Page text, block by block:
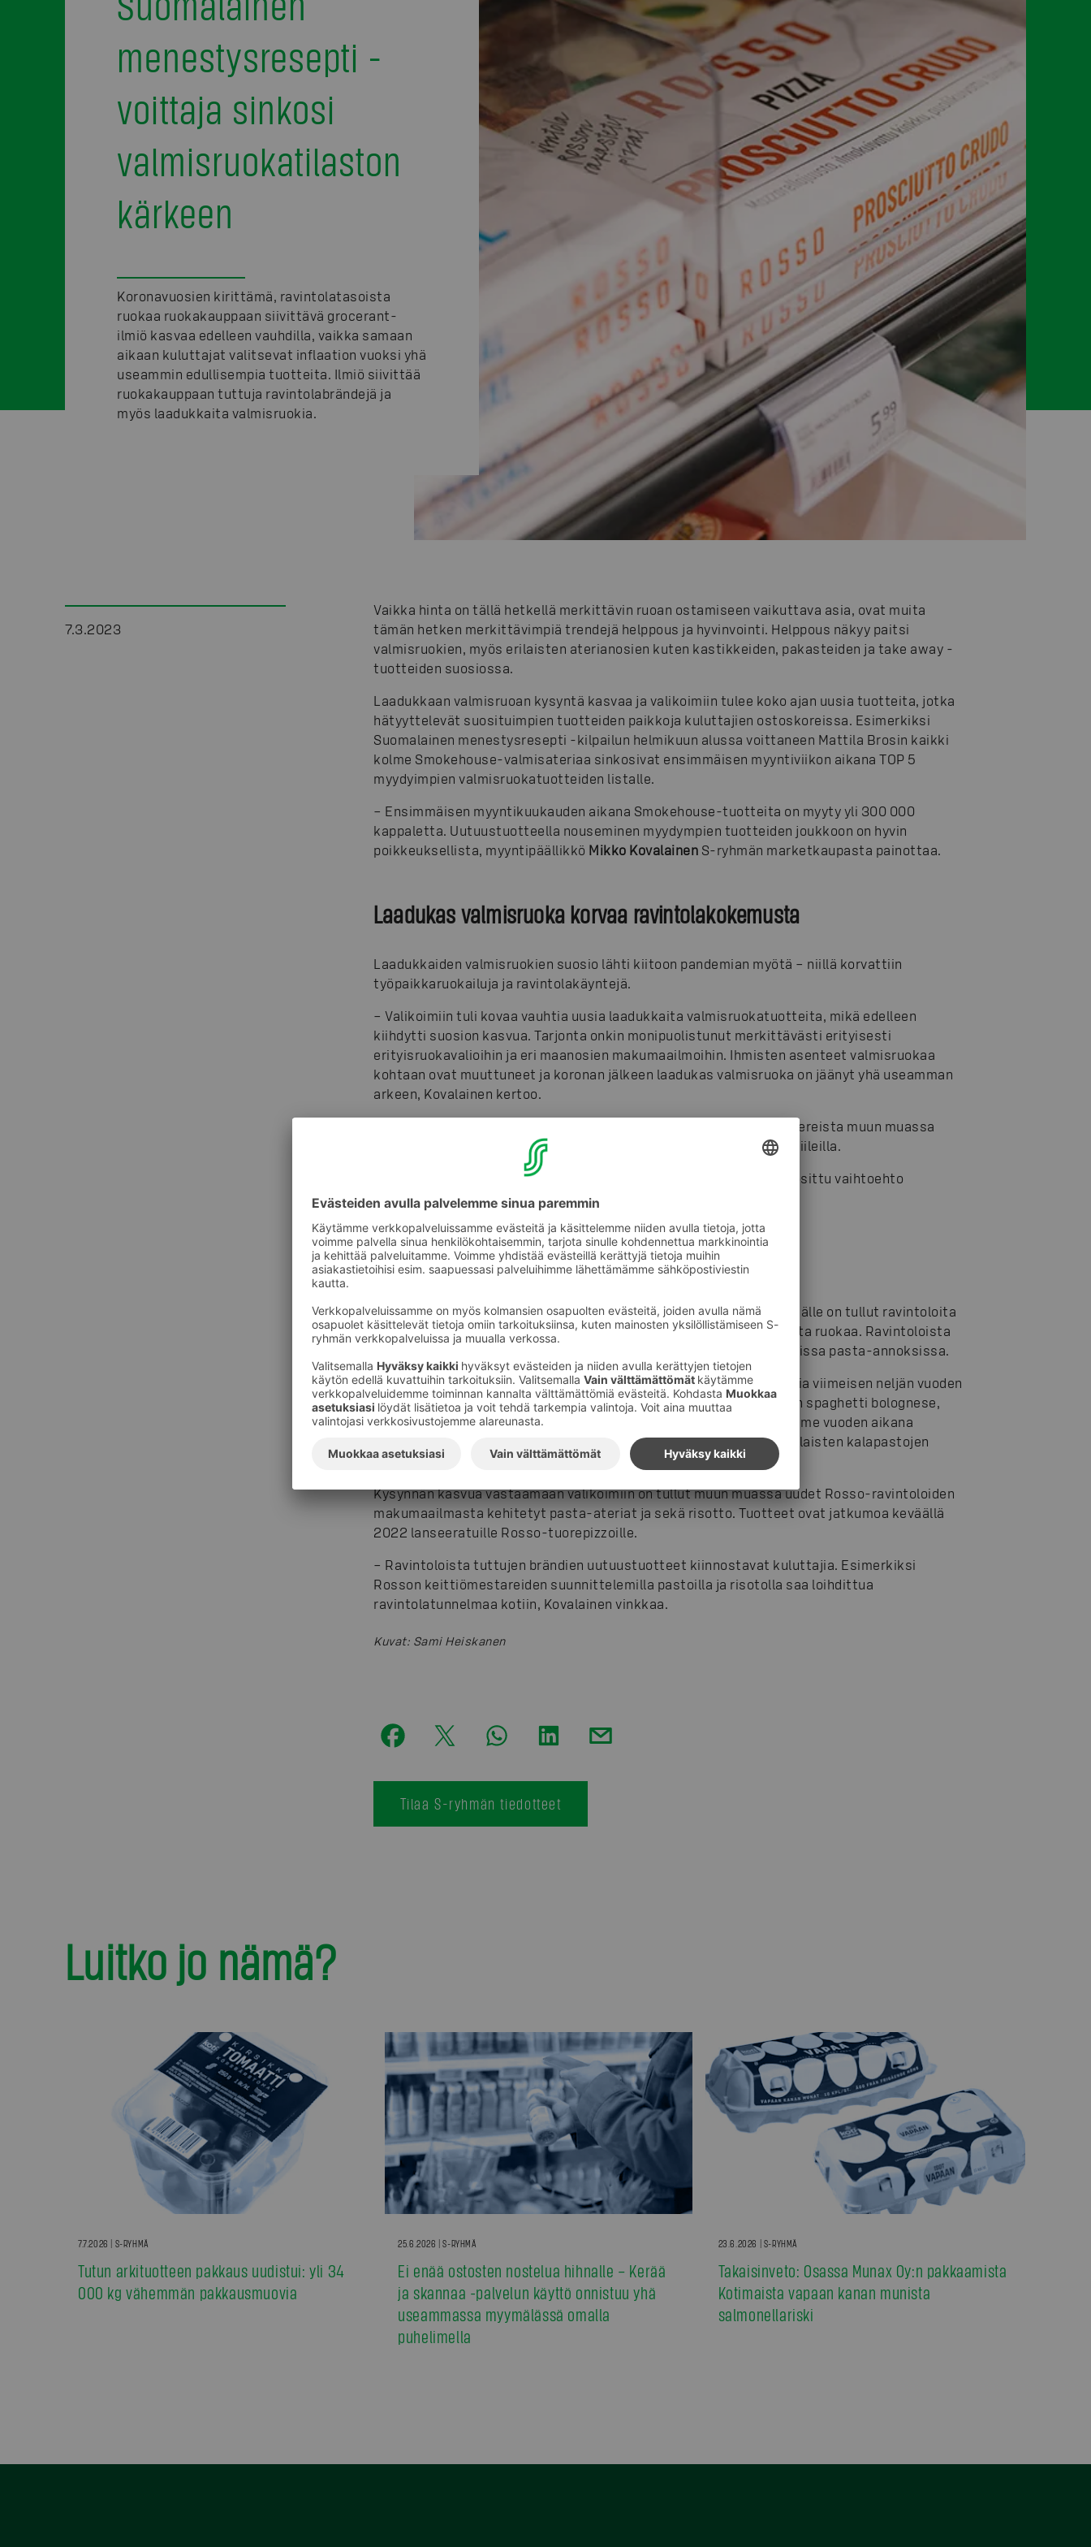
menestysresepti -
voittaja sinkosi
valmisruokatilaston
kärkeen
Koronavuosien kirittämä, ravintolatasoista
ruokaa ruokakauppaan siivittävä grocerant-
ilmiö kasvaa edelleen vauhdilla, vaikka samaan
aikaan kuluttajat valitsevat inflaation vuoksi yhä
useammin edullisempia tuotteita. Ilmiö siivittää
ruokakauppaan tuttuja ravintolabrändejä ja
myös laadukkaita valmisruokia.
7.3.2023
Vaikka hinta on tällä hetkellä merkittävin ruoan ostamiseen vaikuttava asia, ovat muita
tämän hetken merkittävimpiä trendejä helppous ja hyvinvointi. Helppous näkyy paitsi
valmisruokien, myös erilaisten aterianosien kuten kastikkeiden, pakasteiden ja take away -
tuotteiden suosiossa.
Laadukkaan valmisruoan kysyntä kasvaa ja valikoimiin tulee koko ajan uusia tuotteita, jotka
hätyyttelevät suosituimpien tuotteiden paikkoja kuluttajien ostoskoreissa. Esimerkiksi
Suomalainen menestysresepti -kilpailun helmikuun alussa voittaneen Mattila Brosin kaikki
kolme Smokehouse-valmisateriaa sinkosivat ensimmäisen myyntiviikon aikana TOP 5
myydyimpien valmisruokatuotteiden listalle.
– Ensimmäisen myyntikuukauden aikana Smokehouse-tuotteita on myyty yli 300 000
kappaletta. Uutuustuotteella nouseminen myydympien tuotteiden joukkoon on hyvin
poikkeuksellista, myyntipäällikkö Mikko Kovalainen S-ryhmän marketkaupasta painottaa.
Laadukas valmisruoka korvaa ravintolakokemusta
Laadukkaiden valmisruokien suosio lähti kiitoon pandemian myötä – niillä korvattiin
työpaikkaruokailuja ja ravintolakäyntejä.
– Valikoimiin tuli kovaa vauhtia uusia laadukkaita valmisruokatuotteita, mikä edelleen
kiihdytti suosion kasvua. Tarjonta onkin monipuolistunut merkittävästi erityisesti
erityisruokavalioihin ja eri maanosien makumaailmoihin. Ihmisten asenteet valmisruokaa
kohtaan ovat muuttuneet ja koronan jälkeen laadukas valmisruoka on jäänyt yhä useamman
arkeen, Kovalainen kertoo.
Korkealaatuiset valmisruoat erottuvat perinteisemmistä vierustovereista muun muassa
laadukkailla raaka-aineilla, tuoreustasolla sekä erilaisilla makuprofiileilla.
– Inflaation myötä laadukkaista valmisruoista on selvästi tullut suosittu vaihtoehto
ravintoloiden annoksille, Kovalainen kuvaa.
Rosson pasta on uusi musta?
Grocerant-ilmiö hälventää kaupan ja ravintolan rajaa. Kauppojen sisälle on tullut ravintoloita
ja kaupasta voi ostaa myös kotiin kaupassa tehtyä, ravintolatasoista ruokaa. Ravintoloista
tutut brändit näkyvät nyt erityisesti kuluttajia kiinnostavissa valmiissa pasta-annoksissa.
– Pasta-annosten myyntimäärät ovat kasvaneet reilut 30 prosenttia viimeisen neljän vuoden
aikana. Myydyimpiä pasta-annoksia ovat perinteiset tuotteet kuten spaghetti bolognese,
lasagne ja carbonara-tyyliset pekonipasta-annokset. Muutaman viime vuoden aikana
markkinoille on tullut myös kanasta valmistettuja pastoja. Myös erilaisten kalapastojen
kysyntä on ollut tasaisessa kasvussa, Mikko Kovalainen kertoo.
Kysynnän kasvua vastaamaan valikoimiin on tullut muun muassa uudet Rosso-ravintoloiden
makumaailmasta kehitetyt pasta-ateriat ja sekä risotto. Tuotteet ovat jatkumoa keväällä
2022 lanseeratuille Rosso-tuorepizzoille.
– Ravintoloista tuttujen brändien uutuustuotteet kiinnostavat kuluttajia. Esimerkiksi
Rosson keittiömestareiden suunnittelemilla pastoilla ja risotolla saa loihdittua
ravintolatunnelmaa kotiin, Kovalainen vinkkaa.
Kuvat: Sami Heiskanen
Tilaa S-ryhmän tiedotteet
Luitko jo nämä?
7.7.2026 | S-RYHMÄ
Tutun arkituotteen pakkaus uudistui: yli 34
000 kg vähemmän pakkausmuovia
25.6.2026 | S-RYHMÄ
Ei enää ostosten nostelua hihnalle – Kerää
ja skannaa -palvelun käyttö onnistuu yhä
useammassa myymälässä omalla
puhelimella
23.6.2026 | S-RYHMÄ
Takaisinveto: Osassa Munax Oy:n pakkaamista
Kotimaista vapaan kanan munista
salmonellariski